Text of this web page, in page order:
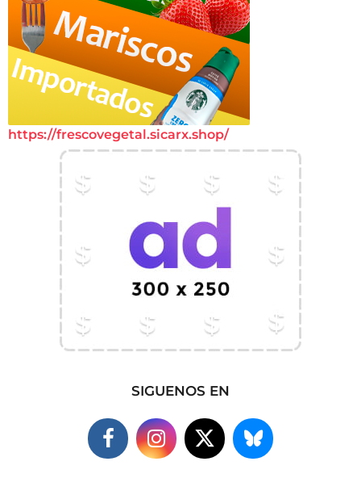
https://frescovegetal.sicarx.shop/
SIGUENOS EN